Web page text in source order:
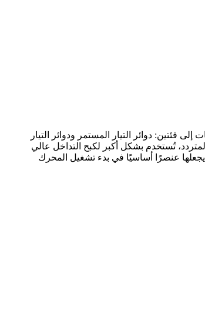
فئتين: دوائر التيار المستمر ودوائر التيار
تُستخدم بشكل أكبر لكبح التداخل عالي
عنصرًا أساسيًا في بدء تشغيل المحرك